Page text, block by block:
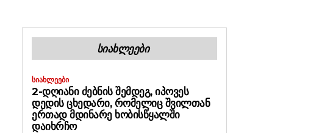
ᲡᲘᲐᲮᲚᲔᲔᲑᲘ
ᲡᲘᲐᲮᲚᲔᲔᲑᲘ
2-ᲓᲦᲘᲐᲜᲘ ᲫᲔᲑᲜᲘᲡ ᲨᲔᲛᲓᲔᲒ, ᲘᲞᲝᲕᲔᲡ
ᲓᲔᲓᲘᲡ ᲪᲮᲔᲓᲐᲠᲘ, ᲠᲝᲛᲔᲚᲘᲪ ᲨᲕᲘᲚᲗᲐᲜ
ᲔᲠᲗᲐᲓ ᲛᲓᲘᲜᲐᲠᲔ ᲮᲝᲑᲘᲡᲬᲧᲐᲚᲨᲘ
ᲓᲐᲘᲮᲠᲩᲝ